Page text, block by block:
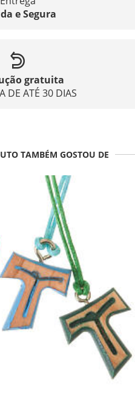
e Segura
gratuita
DE ATÉ 30 DIAS
TAMBÉM GOSTOU DE